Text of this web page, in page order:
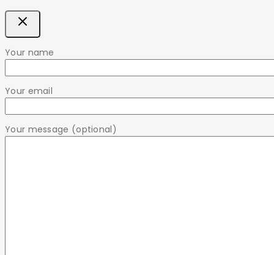
Your name
Your email
Your message (optional)